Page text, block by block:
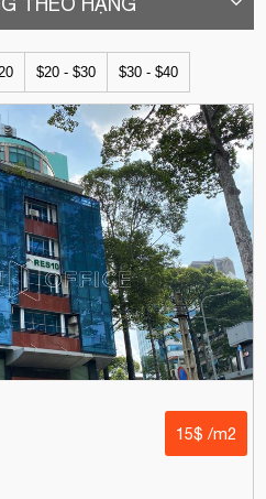
$20 - $30 $30 - $40
15$ /m2